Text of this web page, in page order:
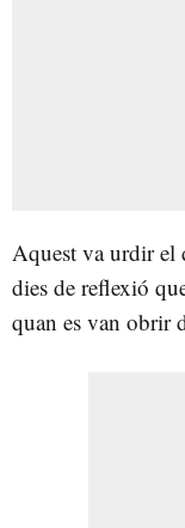
Aquest va urdir el
dies de reflexió
quan es van obrir